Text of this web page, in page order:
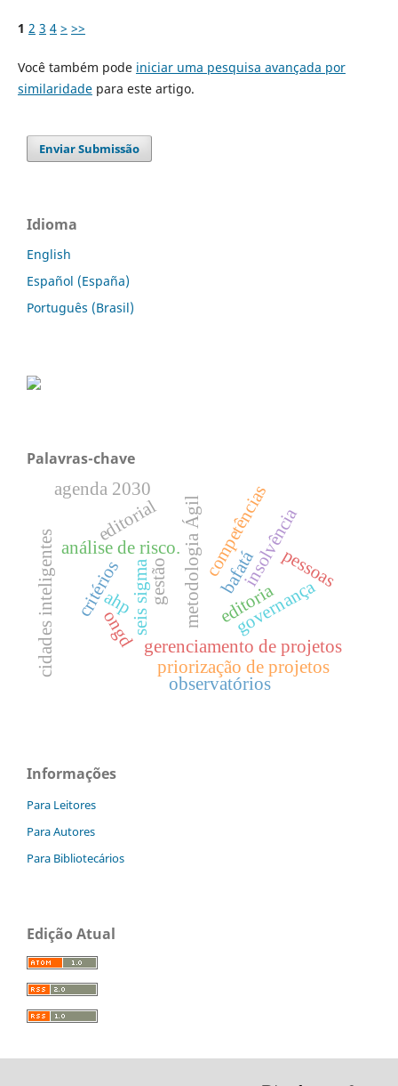
1 2 3 4 > >>
Você também pode iniciar uma pesquisa avançada por
similaridadepara este artigo.
Enviar Submissão
Idioma
English
Español (España)
Português (Brasil)
Palavras-chave
gerenciamento de projetos
metodologia Ágilcompetências
ahp
priorização de projetos
ongd
bafatá
critérios insolvência
análise de risco.
seis sigma
editorial
editoria
cidades inteligentes gestão governança
observatórios
pessoas
agenda 2030
Informações
Para Leitores
Para Autores
Para Bibliotecários
Edição Atual